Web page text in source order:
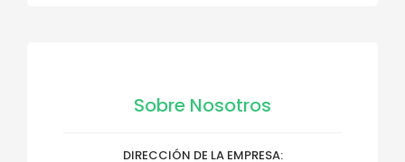
Sobre Nosotros
DIRECCIÓN DE LA EMPRESA